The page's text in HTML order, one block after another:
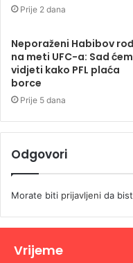
Prije 2 dana
Neporaženi Habibov
na meti UFC-a: Sad
vidjeti kako PFL plaća
borce
Prije 5 dana
Odgovori
Morate biti prijavljeni da
Vrijeme